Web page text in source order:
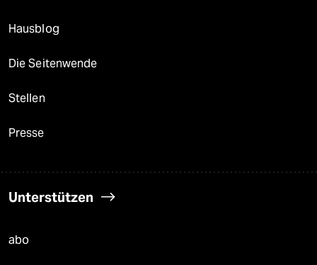
Hausblog
Die Seitenwende
Stellen
Presse
Unterstützen
abo